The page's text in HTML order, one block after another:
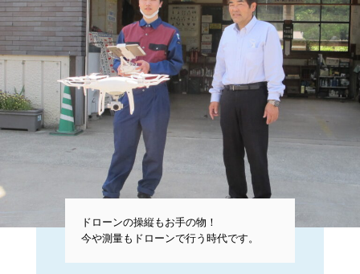
ドローンの操縦もお手の物！
今や測量もドローンで行う時代です。